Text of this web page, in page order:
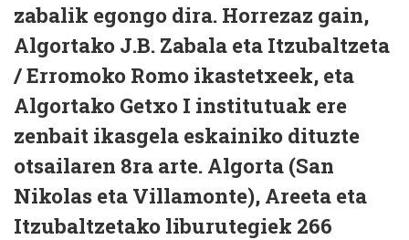
zabalik egongo dira. Horrezaz gain,
Algortako J.B. Zabala eta Itzubaltzeta
/ Erromoko Romo ikastetxeek, eta
Algortako Getxo I institutuak ere
zenbait ikasgela eskainiko dituzte
otsailaren 8ra arte. Algorta (San
Nikolas eta Villamonte), Areeta eta
Itzubaltzetako liburutegiek 266